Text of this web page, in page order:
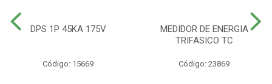
DPS 1P 45KA 175V
Código: 15669
MEDIDOR DE ENERGIA
TRIFASICO TC
Código: 23869